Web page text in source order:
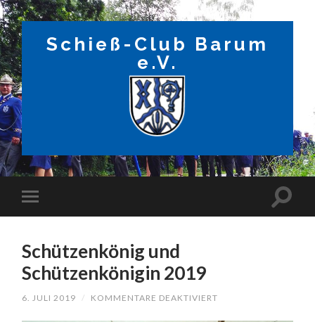
Schieß-Club Barum
e.V.
Schützenkönig und
Schützenkönigin 2019
6. JULI 2019 / KOMMENTARE DEAKTIVIERT